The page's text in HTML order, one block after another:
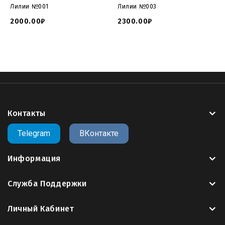
Лилии №001
2000.00₽
Лилии №003
2300.00₽
Контакты
Telegram ВКонтакте
Информация
Служба Поддержки
Личный Кабинет